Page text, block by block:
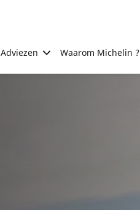
Adviezen Waarom Michelin ?